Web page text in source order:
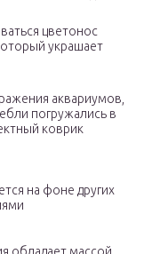
цветонос
украшает
аквариумов,
погружались в
коврик
на фоне других